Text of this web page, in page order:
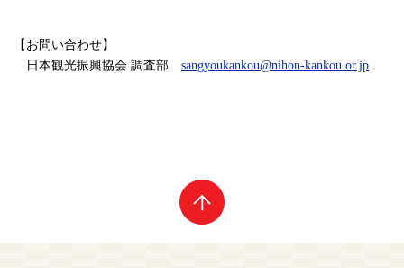
【お問い合わせ】
日本観光振興協会 調査部 sangyoukankou@nihon-kankou.or.jp